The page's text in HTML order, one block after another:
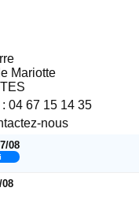
Mariotte
04 67 15 14 35
nous
08